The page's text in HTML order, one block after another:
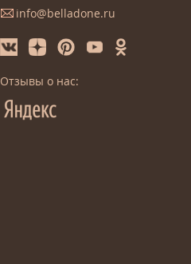
info@belladone.ru
Отзывы о нас: